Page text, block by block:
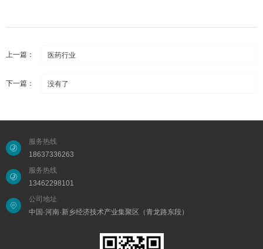
上一篇： 医药行业
下一篇： 没有了
服务热线
18637336263
服务热线
13462298101
公司地址
中国·河南·新乡经济技术产业集聚区（青龙路东段）